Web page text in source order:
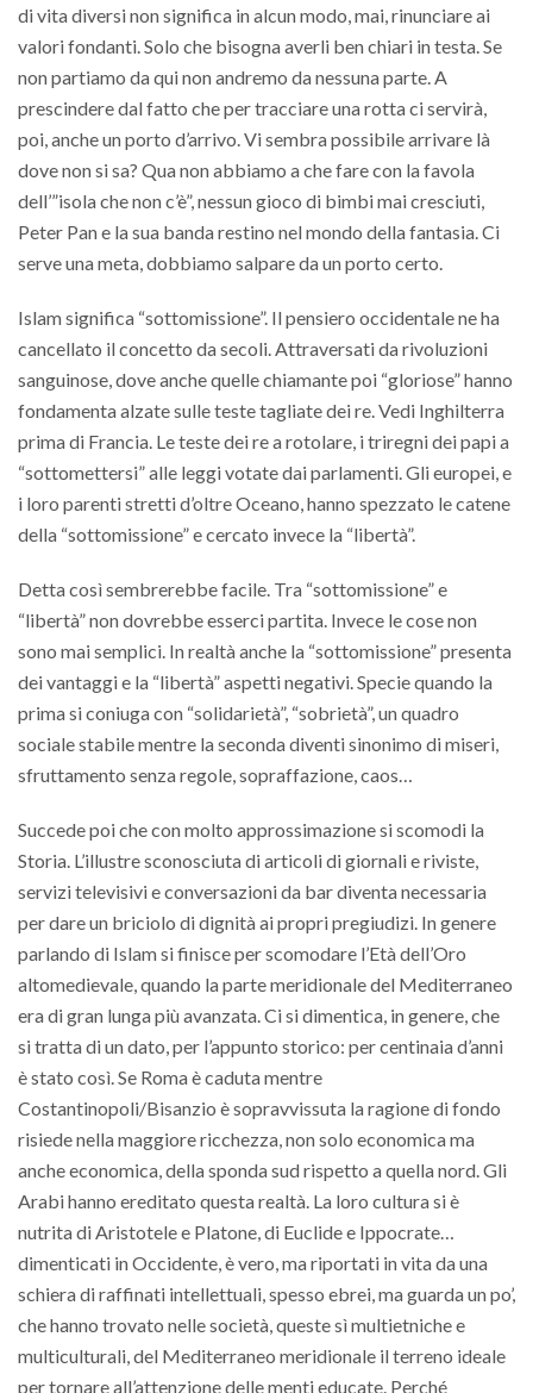
di vita diversi non significa in alcun modo, mai, rinunciare ai
valori fondanti. Solo che bisogna averli ben chiari in testa. Se
non partiamo da qui non andremo da nessuna parte. A
prescindere dal fatto che per tracciare una rotta ci servirà,
poi, anche un porto d’arrivo. Vi sembra possibile arrivare là
dove non si sa? Qua non abbiamo a che fare con la favola
dell’”isola che non c’è”, nessun gioco di bimbi mai cresciuti,
Peter Pan e la sua banda restino nel mondo della fantasia. Ci
serve una meta, dobbiamo salpare da un porto certo.
Islam significa “sottomissione”. Il pensiero occidentale ne ha
cancellato il concetto da secoli. Attraversati da rivoluzioni
sanguinose, dove anche quelle chiamante poi “gloriose” hanno
fondamenta alzate sulle teste tagliate dei re. Vedi Inghilterra
prima di Francia. Le teste dei re a rotolare, i triregni dei papi a
“sottomettersi” alle leggi votate dai parlamenti. Gli europei, e
i loro parenti stretti d’oltre Oceano, hanno spezzato le catene
della “sottomissione” e cercato invece la “libertà”.
Detta così sembrerebbe facile. Tra “sottomissione” e
“libertà” non dovrebbe esserci partita. Invece le cose non
sono mai semplici. In realtà anche la “sottomissione” presenta
dei vantaggi e la “libertà” aspetti negativi. Specie quando la
prima si coniuga con “solidarietà”, “sobrietà”, un quadro
sociale stabile mentre la seconda diventi sinonimo di miseri,
sfruttamento senza regole, sopraffazione, caos…
Succede poi che con molto approssimazione si scomodi la
Storia. L’illustre sconosciuta di articoli di giornali e riviste,
servizi televisivi e conversazioni da bar diventa necessaria
per dare un briciolo di dignità ai propri pregiudizi. In genere
parlando di Islam si finisce per scomodare l’Età dell’Oro
altomedievale, quando la parte meridionale del Mediterraneo
era di gran lunga più avanzata. Ci si dimentica, in genere, che
si tratta di un dato, per l’appunto storico: per centinaia d’anni
è stato così. Se Roma è caduta mentre
Costantinopoli/Bisanzio è sopravvissuta la ragione di fondo
risiede nella maggiore ricchezza, non solo economica ma
anche economica, della sponda sud rispetto a quella nord. Gli
Arabi hanno ereditato questa realtà. La loro cultura si è
nutrita di Aristotele e Platone, di Euclide e Ippocrate…
dimenticati in Occidente, è vero, ma riportati in vita da una
schiera di raffinati intellettuali, spesso ebrei, ma guarda un po’,
che hanno trovato nelle società, queste sì multietniche e
multiculturali, del Mediterraneo meridionale il terreno ideale
per tornare all’attenzione delle menti educate. Perché